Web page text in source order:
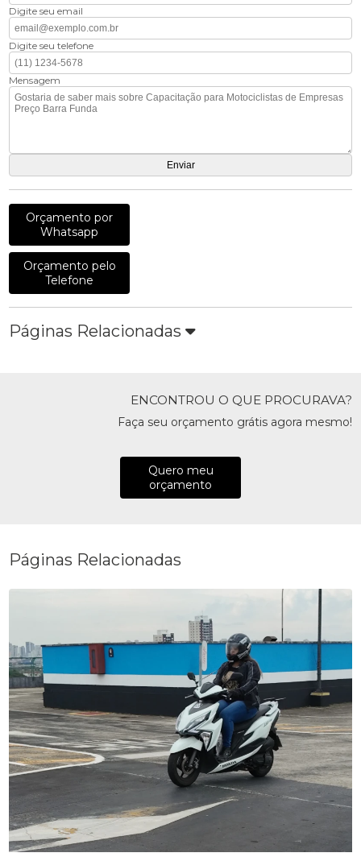
Digite seu email
Digite seu telefone
Mensagem
Orçamento por
Whatsapp
Orçamento pelo
Telefone
Páginas Relacionadas
ENCONTROU O QUE PROCURAVA?
Faça seu orçamento grátis agora mesmo!
Quero meu
orçamento
Páginas Relacionadas